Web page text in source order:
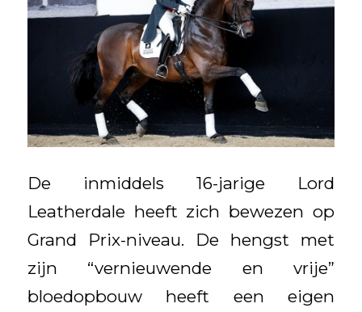
De inmiddels 16-jarige Lord
Leatherdale heeft zich bewezen op
Grand Prix-niveau. De hengst met
zijn “vernieuwende en vrije”
bloedopbouw heeft een eigen